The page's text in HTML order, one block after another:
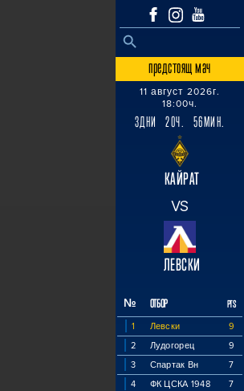
Search
SEARCH BUTTON
предстоящ мач
11 август 2026г.
18:00ч.
3ДНИ 20Ч. 56МИН.
КАЙРАТ
VS
ЛЕВСКИ
№ ОТБОР PTS
1 Левски
9
2
Лудогорец
9
3
Спартак Вн
7
4
ФК ЦСКА 1948
7